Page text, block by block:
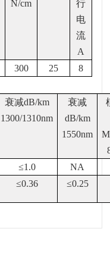
N/cm
行
电
流
A
300 25
8
衰减dB/km
1300/1310nm
衰减
dB/km
1550nm
≤1.0
NA
≤0.36 ≤0.25